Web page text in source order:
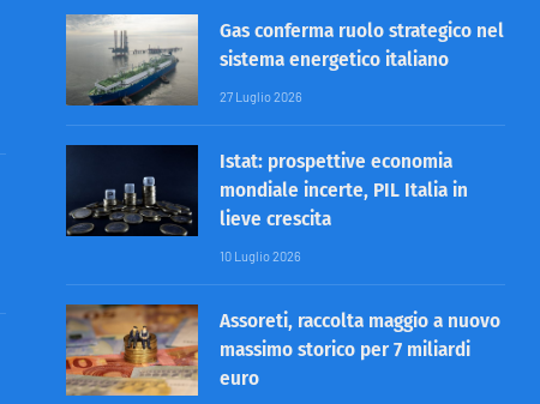
Gas conferma ruolo strategico nel
sistema energetico italiano
27 Luglio 2026
Istat: prospettive economia
mondiale incerte, PIL Italia in
lieve crescita
10 Luglio 2026
Assoreti, raccolta maggio a nuovo
massimo storico per 7 miliardi
euro